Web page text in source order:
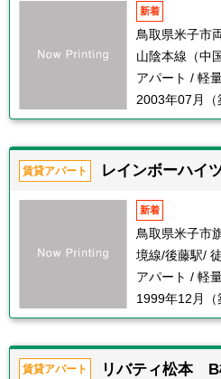
新着
鳥取県米子市
山陰本線（中
アパート / 軽
2003年07月（
賃貸アパート レインボーハ
新着
鳥取県米子市
境線/後藤駅/
アパート / 軽
1999年12月（
賃貸アパート リバティ松本